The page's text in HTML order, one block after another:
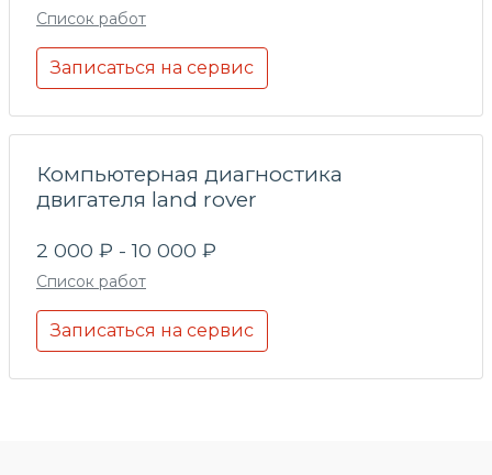
Список работ
Записаться на сервис
Компьютерная диагностика
двигателя land rover
2 000 ₽ - 10 000 ₽
Список работ
Записаться на сервис